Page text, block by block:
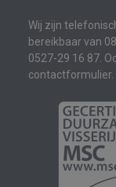
Wij zijn
bereikbaar van
0527-29 16 87.
contactformulier.